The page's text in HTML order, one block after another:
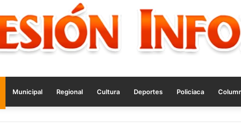
Municipal Regional Cultura Deportes Policiaca